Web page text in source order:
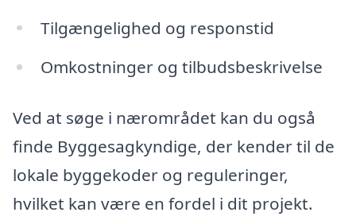
Tilgængelighed og responstid
Omkostninger og tilbudsbeskrivelse
Ved at søge i nærområdet kan du også
finde Byggesagkyndige, der kender til de
lokale byggekoder og reguleringer,
hvilket kan være en fordel i dit projekt.